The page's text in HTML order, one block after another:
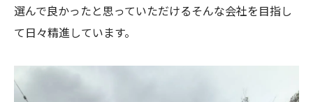
さ
社員採用も目指せる鉄筋工未経験者の特長
鉄筋工求人で資格ゼロから始める安心感
未経験でも資格不要な鉄筋工求人の魅力解
選んで良かったと思っていただけるそんな会社を目指し
て日々精進しています。